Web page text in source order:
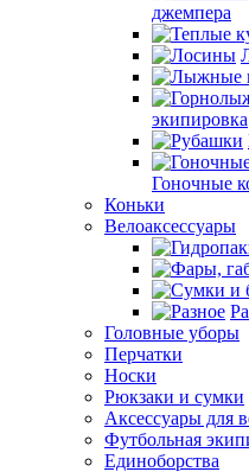
джемпера
экипировка
Гоночные
Коньки
Велоаксессуары
Головные уборы
Перчатки
Носки
Рюкзаки и сумки
Аксессуары для
Футбольная
Единоборства